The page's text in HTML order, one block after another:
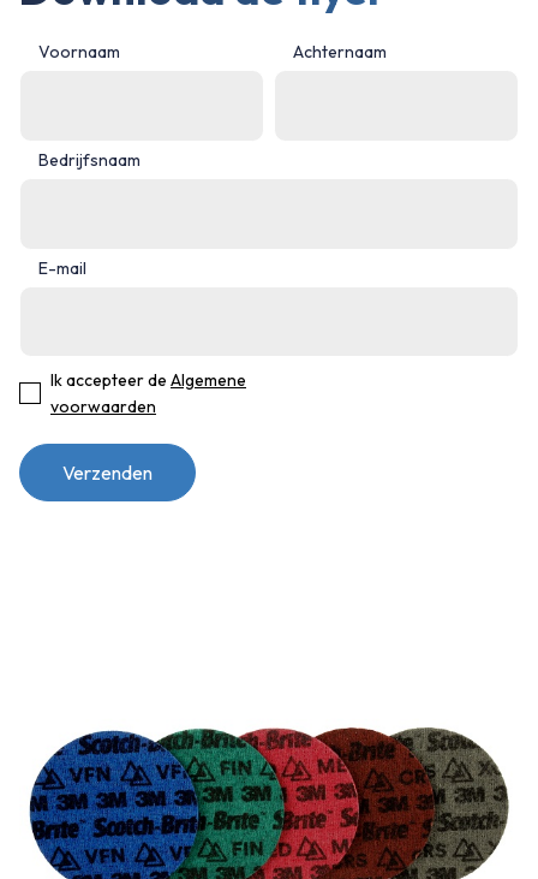
Voornaam Achternaam
Bedrijfsnaam
E-mail
Ik accepteer de Algemene
voorwaarden